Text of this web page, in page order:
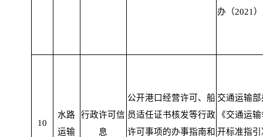
办（2021
10
水路
运输
行政许可信
息
公开港口经营许可、船
员适任证书核发等行政
许可事项的办事指南和
交通运输
《交通运
开标准指